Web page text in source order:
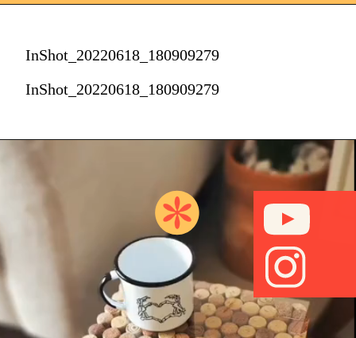
InShot_20220618_180909279
InShot_20220618_180909279